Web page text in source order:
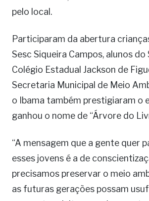
pelo local.
Participaram da abertura
Sesc Siqueira Campos, alunos do
Colégio Estadual Jackson de
Secretaria Municipal de Meio
o Ibama também prestigiaram o
ganhou o nome de “Árvore do
“A mensagem que a gente quer
esses jovens é a de
precisamos preservar o meio
as futuras gerações possam